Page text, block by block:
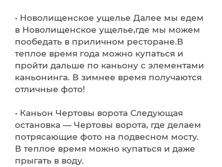
• Новолищенское ущелье Далее мы едем
в Новолищенское ущелье,где мы можем
пообедать в приличном ресторане.В
теплое время года можно купаться и
пройти дальше по каньону с элементами
каньонинга. В зимнее время получаются
отличные фото!
• Каньон Чертовы ворота Следующая
остановка — Чертовы ворота, где делаем
потрясающие фото на подвесном мосту.
В теплое время можно купаться и даже
прыгать в воду.